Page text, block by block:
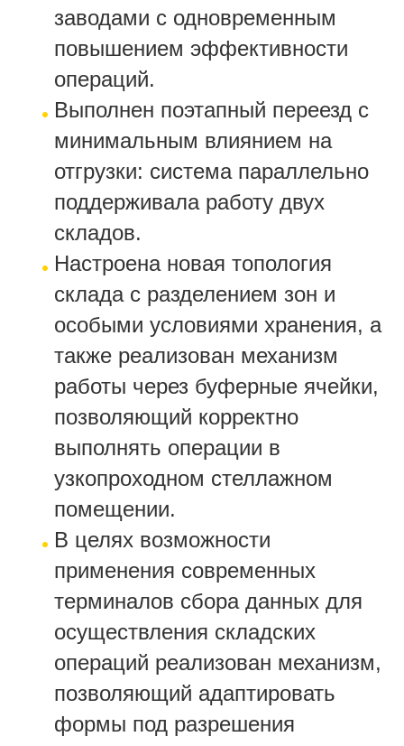
заводами с одновременным
повышением эффективности
операций.
Выполнен поэтапный переезд с
минимальным влиянием на
отгрузки: система параллельно
поддерживала работу двух
складов.
Настроена новая топология
склада с разделением зон и
особыми условиями хранения, а
также реализован механизм
работы через буферные ячейки,
позволяющий корректно
выполнять операции в
узкопроходном стеллажном
помещении.
В целях возможности
применения современных
терминалов сбора данных для
осуществления складских
операций реализован механизм,
позволяющий адаптировать
формы под разрешения